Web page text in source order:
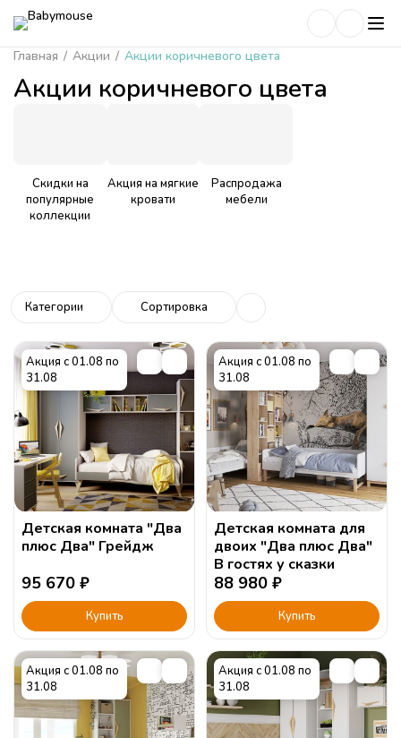
Главная / Акции / Акции коричневого цвета
Акции коричневого цвета
Скидки на
популярные
коллекции
Акция на мягкие
кровати
Распродажа
мебели
Категории Сортировка
Акция с 01.08 по
31.08
Детская комната "Два
плюс Два" Грейдж
95 670 ₽
Купить
Акция с 01.08 по
31.08
Детская комната для
двоих "Два плюс Два"
В гостях у сказки
88 980 ₽
Купить
Акция с 01.08 по
31.08
Акция с 01.08 по
31.08